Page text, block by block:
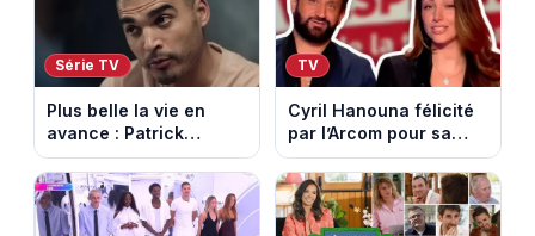
Série TV
Plus belle la vie en
avance : Patrick
Nebout est-il mort ?
Episode du 10 août
2026 (spoiler)
TV
Cyril Hanouna félicité
par l’Arcom pour sa
maîtrise de l’antenne
face aux propos de
Delphine Wespiser sur
le cancer